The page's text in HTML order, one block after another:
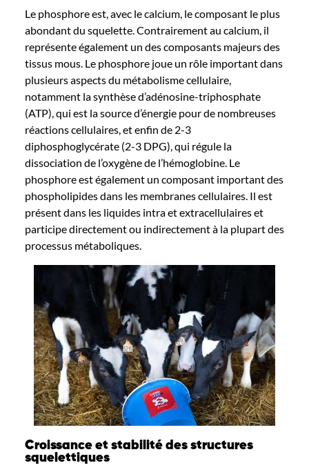
Le phosphore est, avec le calcium, le composant le plus
abondant du squelette. Contrairement au calcium, il
représente également un des composants majeurs des
tissus mous. Le phosphore joue un rôle important dans
plusieurs aspects du métabolisme cellulaire,
notamment la synthèse d’adénosine-triphosphate
(ATP), qui est la source d’énergie pour de nombreuses
réactions cellulaires, et enfin de 2-3
diphosphoglycérate(2-3 DPG), qui régule la
dissociation de l’oxygène de l’hémoglobine. Le
phosphore est également un composant important des
phospholipides dans les membranes cellulaires. Il est
présent dans les liquides intra et extracellulaires et
participe directement ou indirectement à la plupart des
processus métaboliques.
Croissance et stabilité des structures
squelettiques